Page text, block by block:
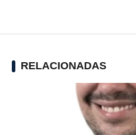
RELACIONADAS